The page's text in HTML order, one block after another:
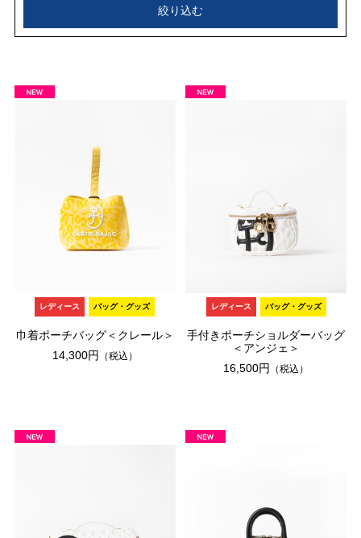
絞り込む
レディース バッグ・グッズ
巾着ポーチバッグ＜クレール＞
14,300円
（税込）
レディース バッグ・グッズ
手付きポーチショルダーバッグ
＜アンジェ＞
16,500円
（税込）